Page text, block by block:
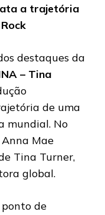
MAE
a trajetória
destaques da
– Tina
de uma
mundial. No
Mae
Tina Turner,
global.
de